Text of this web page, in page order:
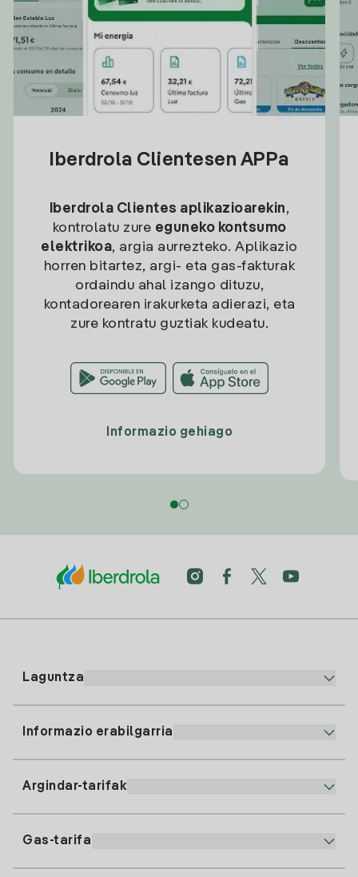
Iberdrola Clientesen APPa
Iberdrola Clientes aplikazioarekin,
kontrolatu zure eguneko kontsumo
elektrikoa, argia aurrezteko. Aplikazio
horren bitartez, argi- eta gas-fakturak
ordaindu ahal izango dituzu,
kontadorearen irakurketa adierazi, eta
zure kontratu guztiak kudeatu.
Informazio gehiago
Laguntza
91 919 52 73
clientes@tuiberdrola.es
Informazio erabilgarria
Argindar-tarifak
Gas-tarifa